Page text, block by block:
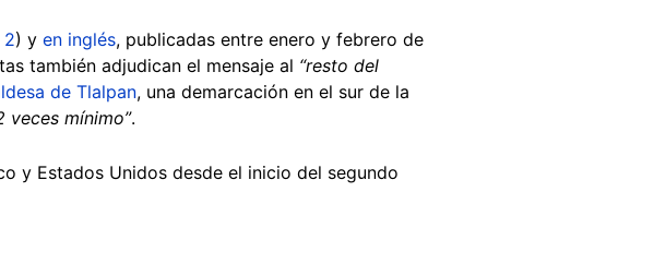
2) y en inglés, publicadas entre enero y febrero de
también adjudican el mensaje al “resto del
de Tlalpan, una demarcación en el sur de la
veces mínimo”.
y Estados Unidos desde el inicio del segundo